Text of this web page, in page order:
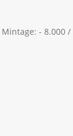
Mintage: - 8.000 /